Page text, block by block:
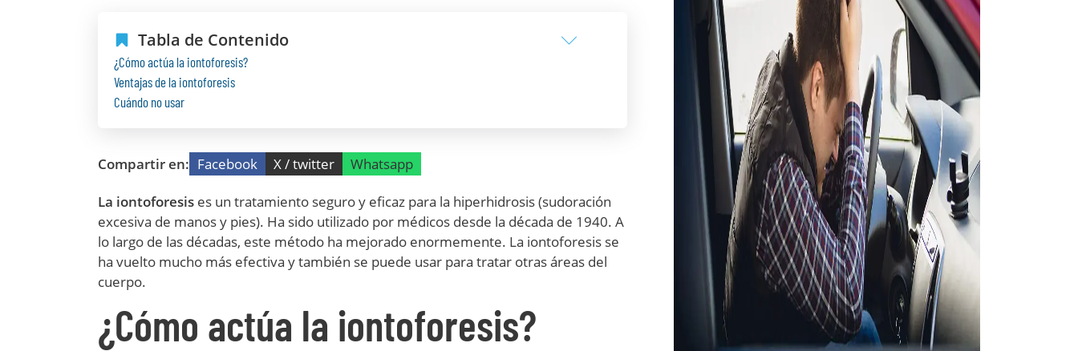
Tabla de Contenido
¿Cómo actúa la iontoforesis?
Ventajas de la iontoforesis
Cuándo no usar
Compartir en: Facebook X / twitter Whatsapp
La iontoforesises un tratamiento seguro y eficaz para la hiperhidrosis (sudoración
excesiva de manos y pies). Ha sido utilizado por médicos desde la década de 1940. A
lo largo de las décadas, este método ha mejorado enormemente. La iontoforesis se
ha vuelto mucho más efectiva y también se puede usar para tratar otras áreas del
cuerpo.
¿Cómo actúa la iontoforesis?